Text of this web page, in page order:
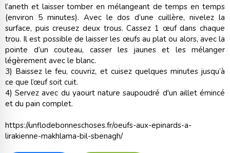
l’aneth et laisser tomber en mélangeant de temps en temps
(environ 5 minutes). Avec le dos d’une cuillère, nivelez la
surface, puis creusez deux trous. Cassez 1 œuf dans chaque
trou. Il est possible de laisser les œufs au plat ou alors, avec la
pointe d’un couteau, casser les jaunes et les mélanger
légèrement avec le blanc.
3) Baissez le feu, couvriz, et cuisez quelques minutes jusqu’à
ce que l’œuf soit cuit.
4) Servez avec du yaourt nature saupoudré d'un aillet émincé
et du pain complet.
https://unflodebonneschoses.fr/oeufs-aux-epinards-a-
lirakienne-makhlama-bil-sbenagh/